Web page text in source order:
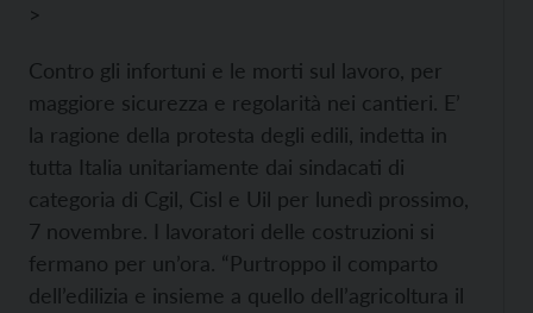
>
Contro gli infortuni e le morti sul lavoro, per
maggiore sicurezza e regolarità nei cantieri. E’
la ragione della protesta degli edili, indetta in
tutta Italia unitariamente dai sindacati di
categoria di Cgil, Cisl e Uil per lunedì prossimo,
7 novembre. I lavoratori delle costruzioni si
fermano per un’ora. “Purtroppo il comparto
dell’edilizia e insieme a quello dell’agricoltura il